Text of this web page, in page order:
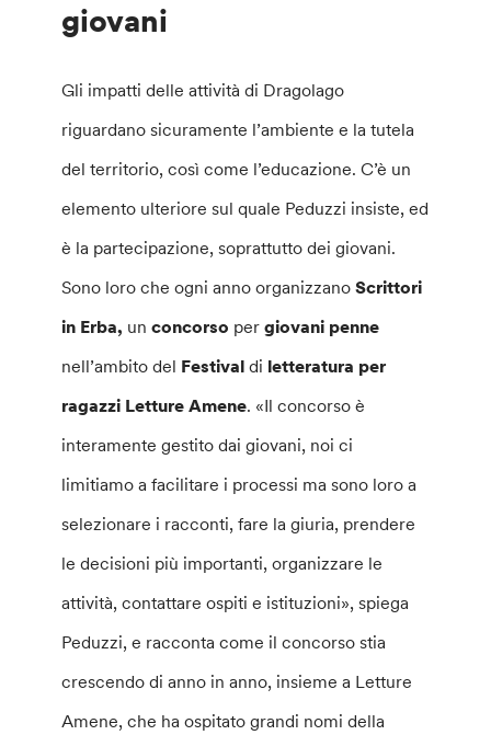
giovani
Gli impatti delle attività di Dragolago
riguardano sicuramente l’ambiente e la tutela
del territorio, così come l’educazione. C’è un
elemento ulteriore sul quale Peduzzi insiste, ed
è la partecipazione, soprattutto dei giovani.
Sono loro che ogni anno organizzanoScrittori
in Erba, unconcorso pergiovani penne
nell’ambito del Festival di letteratura per
ragazzi Letture Amene. «Il concorso è
interamente gestito dai giovani, noi ci
limitiamo a facilitare i processi ma sono loro a
selezionare i racconti, fare la giuria, prendere
le decisioni più importanti, organizzare le
attività, contattare ospiti e istituzioni», spiega
Peduzzi, e racconta come il concorso stia
crescendo di anno in anno, insieme a Letture
Amene, che ha ospitato grandi nomi della